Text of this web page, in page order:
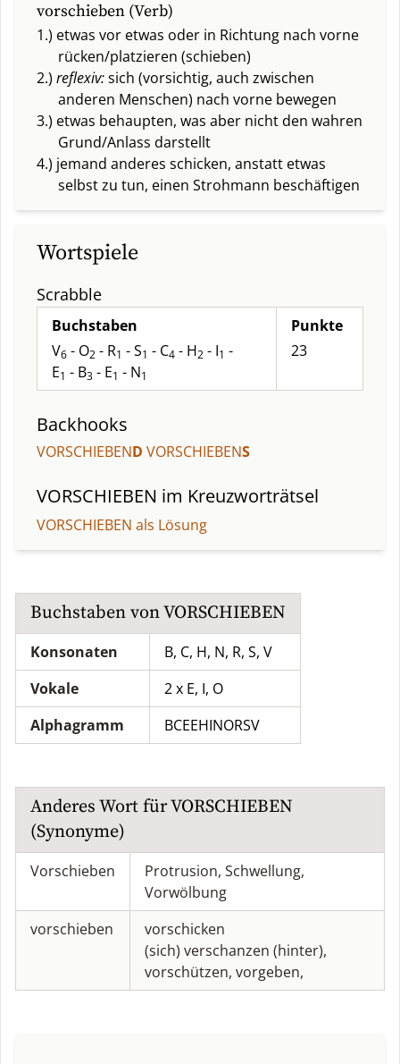
vorschieben (Verb)
1.) etwas vor etwas oder in Richtung nach vorne
rücken/platzieren (schieben)
2.) reflexiv:sich (vorsichtig, auch zwischen
anderen Menschen) nach vorne bewegen
3.) etwas behaupten, was aber nicht den wahren
Grund/Anlass darstellt
4.) jemand anderes schicken, anstatt etwas
selbst zu tun, einen Strohmann beschäftigen
Wortspiele
Scrabble
Buchstaben
V6 - O2 - R1 - S1 - C4 - H2 - I1 -
E1 - B3 - E1 - N1
Punkte
23
Backhooks
VORSCHIEBEND VORSCHIEBENS
VORSCHIEBEN im Kreuzworträtsel
VORSCHIEBEN als Lösung
Buchstaben vonVORSCHIEBEN
Konsonaten
B, C, H, N, R, S, V
Vokale
2 x E, I, O
Alphagramm
BCEEHINORSV
Anderes Wort fürVORSCHIEBEN
(Synonyme)
Vorschieben Protrusion, Schwellung,
Vorwölbung
vorschieben
vorschicken
(sich) verschanzen (hinter),
vorschützen, vorgeben,